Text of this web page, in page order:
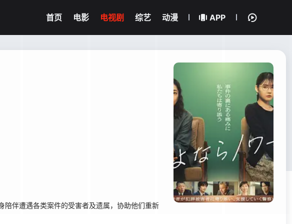
首页 电影 电视剧 综艺 动漫 APP
陪伴遭遇各类案件的受害者及遗属，协助他们重新